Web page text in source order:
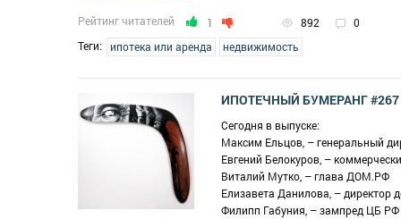
Рейтинг читателей 1 892 0
Теги:
ипотека или аренда недвижимость
ИПОТЕЧНЫЙ БУМЕРАНГ #267
Сегодня в выпуске:
Максим Ельцов, – генеральный
Евгений Белокуров, –
Виталий Мутко, – глава ДОМ.РФ
Елизавета Данилова, – директор
Филипп Габуния, – зампред ЦБ РФ